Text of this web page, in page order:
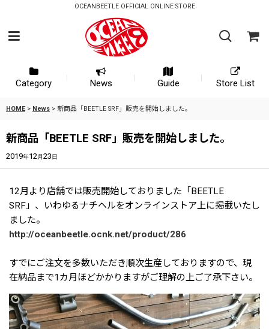
OCEANBEETLE OFFICIAL ONLINE STORE
Category News Guide Store List
HOME > News > 新商品「BEETLE SRF」販売を開始しました。
新商品「BEETLE SRF」販売を開始しました。
2019年12 月23日
12月より店舗では販売開始しておりました「BEETLE
SRF」、いわゆるナチヘルをオンラインストア上に掲載いたし
ました。
http://oceanbeetle.ocnk.net/product/286
すでにご注文を多数いただき順次生産しておりますので、現
在納品まで1カ月ほどかかりますがご理解の上ご了承下さい。